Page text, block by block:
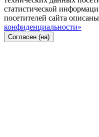
статистической
посетителей сайта
конфиденциальности»
Согласен (на)